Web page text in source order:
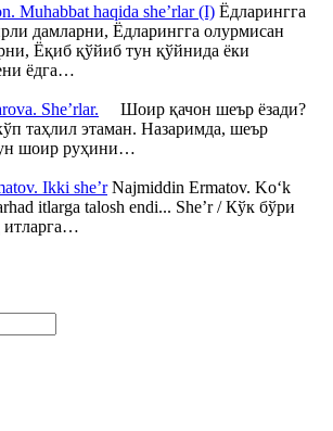
Muhabbat haqida she’rlar (I) Ёдларингга
дамларни, Ёдларингга олурмисан
Ёқиб қўйиб тун қўйнида ёки
ёдга…
She’rlar. Шоир қачон шеър ёзади?
таҳлил этаман. Назаримда, шеър
шоир руҳини…
Ikki she’rNajmiddin Ermatov. Ko‘k
itlarga talosh endi... She’r / Кўк бўри
итларга…